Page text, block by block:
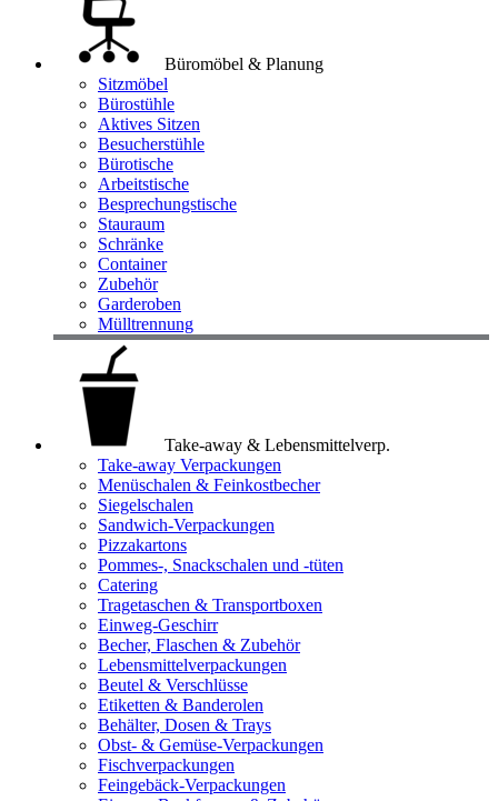
Büromöbel & Planung
Sitzmöbel
Bürostühle
Aktives Sitzen
Besucherstühle
Bürotische
Arbeitstische
Besprechungstische
Stauraum
Schränke
Container
Zubehör
Garderoben
Mülltrennung
Take-away & Lebensmittelverp.
Take-away Verpackungen
Menüschalen & Feinkostbecher
Siegelschalen
Sandwich-Verpackungen
Pizzakartons
Pommes-, Snackschalen und -tüten
Catering
Tragetaschen & Transportboxen
Einweg-Geschirr
Becher, Flaschen & Zubehör
Lebensmittelverpackungen
Beutel & Verschlüsse
Etiketten & Banderolen
Behälter, Dosen & Trays
Obst- & Gemüse-Verpackungen
Fischverpackungen
Feingebäck-Verpackungen